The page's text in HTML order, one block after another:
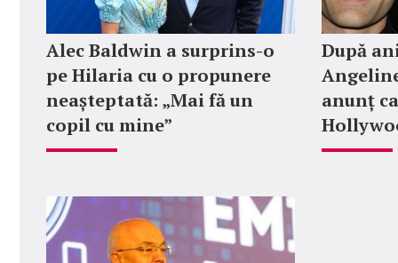
Alec Baldwin a surprins-o
pe Hilaria cu o propunere
neașteptată: „Mai fă un
copil cu mine”
După
anunț